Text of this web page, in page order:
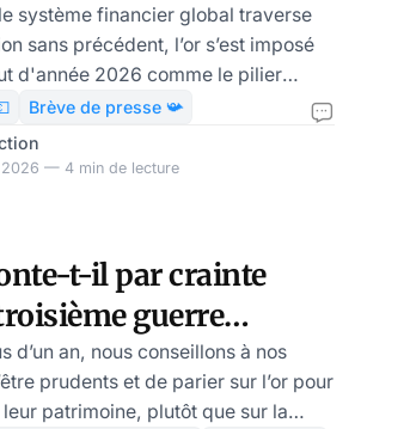
dans l’apogée du
par Vincent
système financier global traverse
sans précédent, l’or s’est imposé
d'année 2026 comme le pilier
la protection du capital. Avec un
atteint en janvier à 5 608,35
le métal jaune n'est plus une
ne s’arrêtera pas avant l’été, par
VarennePour l’observateur distrait, l
Brève de presse 📯
2026 — 4 min de lecture
t-il par crainte
guerre
?
d’un an, nous conseillons à nos
prudents et de parier sur l’or pour
patrimoine, plutôt que sur la